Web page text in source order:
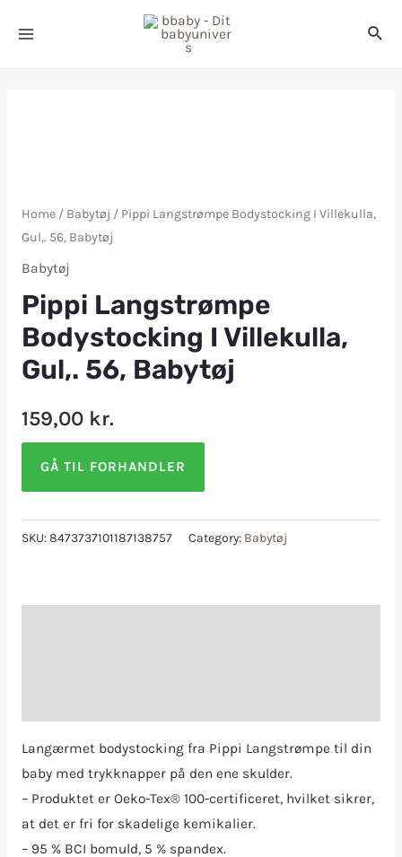
Home/ Babytøj / Pippi Langstrømpe Bodystocking I Villekulla,
Gul,. 56, Babytøj
Babytøj
Pippi Langstrømpe
Bodystocking I Villekulla,
Gul,. 56, Babytøj
159,00 kr.
GÅ TIL FORHANDLER
SKU:8473737101187138757 Category: Babytøj
Langærmet bodystocking fra Pippi Langstrømpe til din
baby med trykknapper på den ene skulder.
– Produktet er Oeko-Tex® 100-certificeret, hvilket sikrer,
at det er fri for skadelige kemikalier.
– 95 % BCI bomuld, 5 % spandex.